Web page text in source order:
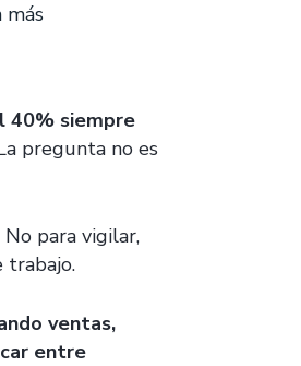
más
40% siempre
pregunta no es
No para vigilar,
trabajo.
ventas,
entre